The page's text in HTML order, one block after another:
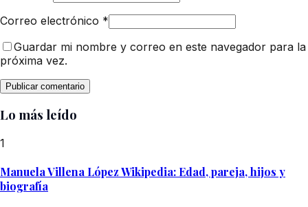
Correo electrónico *
Guardar mi nombre y correo en este navegador para la
próxima vez.
Lo más leído
1
Manuela Villena López Wikipedia: Edad, pareja, hijos y
biografía